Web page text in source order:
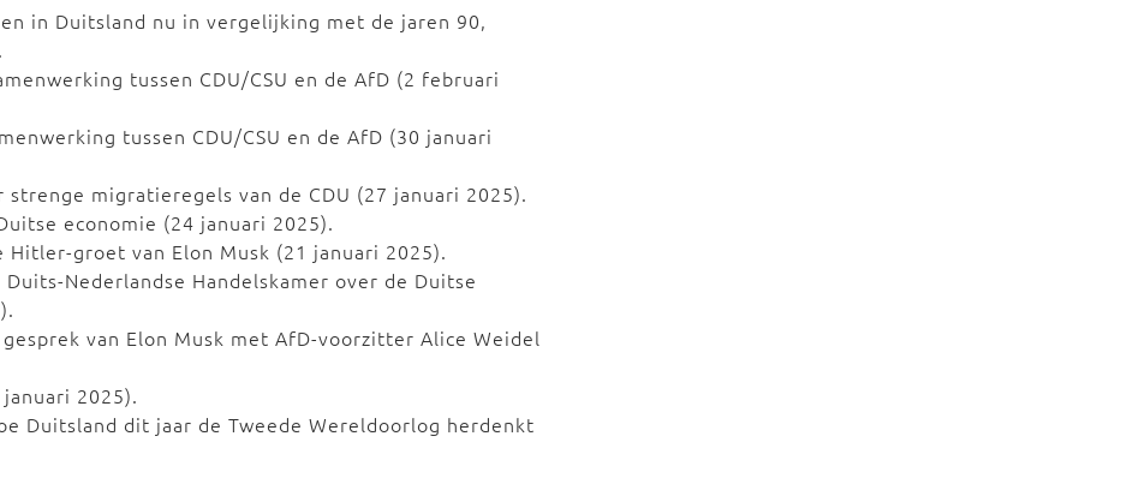
in Duitsland nu in vergelijking met de jaren 90,
tussen CDU/CSU en de AfD (2 februari
tussen CDU/CSU en de AfD (30 januari
migratieregels van de CDU (27 januari 2025).
economie (24 januari 2025).
Hitler-groet van Elon Musk (21 januari 2025).
Duits-Nederlandse Handelskamer over de Duitse
van Elon Musk met AfD-voorzitter Alice Weidel
2025).
Duitsland dit jaar de Tweede Wereldoorlog herdenkt